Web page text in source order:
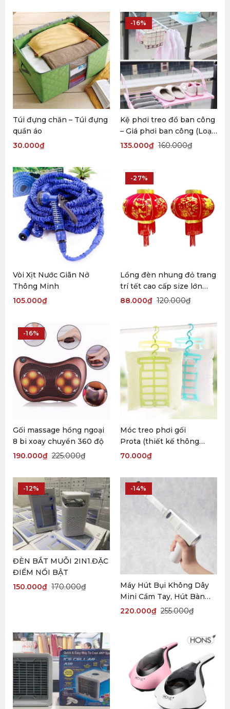
Túi đựng chăn – Túi đựng
quần áo
30.000₫
-16%
Kệ phơi treo đồ ban công
– Giá phơi ban công (Loại
1)
160.000₫
135.000₫
Vòi Xịt Nước Giãn Nở
Thông Minh
105.000₫
-27%
Lồng đèn nhung đỏ trang
trí tết cao cấp size lớn
80cm
120.000₫
88.000₫
-16%
Gối massage hồng ngoại
8 bi xoay chuyển 360 độ
225.000₫
190.000₫
Móc treo phơi gối
Prota (thiết kế thông
minh)
70.000₫
-12%
ĐÈN BẮT MUỖI 2IN1.ĐẶC
ĐIỂM NỔI BẬT
170.000₫
150.000₫
-14%
Máy Hút Bụi Không Dây
Mini Cầm Tay, Hút Bàn
Phím, Laptop, Ô Tô, Xe
255.000₫
220.000₫